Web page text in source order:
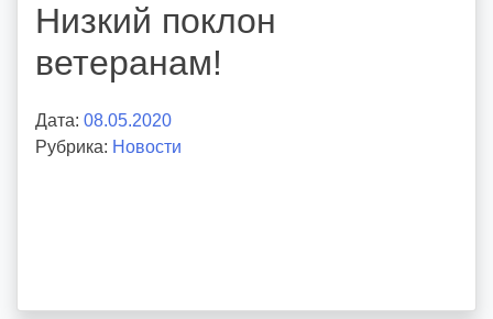
Низкий поклон
ветеранам!
Дата: 08.05.2020
в
Рубрика: Новости